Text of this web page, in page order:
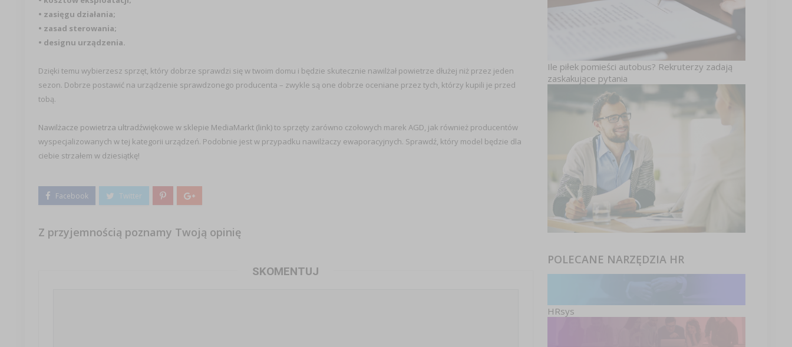
• zasięgu działania;
• zasad sterowania;
• designu urządzenia.
Dzięki temu wybierzesz sprzęt, który dobrze sprawdzi się w twoim domu i będzie skutecznie nawilżał powietrze dłużej niż przez jeden
sezon. Dobrze postawić na urządzenie sprawdzonego producenta – zwykle są one dobrze oceniane przez tych, którzy kupili je przed
tobą.
Nawilżacze powietrza ultradźwiękowe w sklepie MediaMarkt (link)to sprzęty zarówno czołowych marek AGD, jak również producentów
wyspecjalizowanych w tej kategorii urządzeń. Podobnie jest w przypadku nawilżaczy ewaporacyjnych. Sprawdź, który model będzie dla
ciebie strzałem w dziesiątkę!
Z przyjemnością poznamy Twoją opinię
SKOMENTUJ
Ile piłek pomieści autobus? Rekruterzy zadają
zaskakujące pytania
POLECANE NARZĘDZIA HR
HRsys